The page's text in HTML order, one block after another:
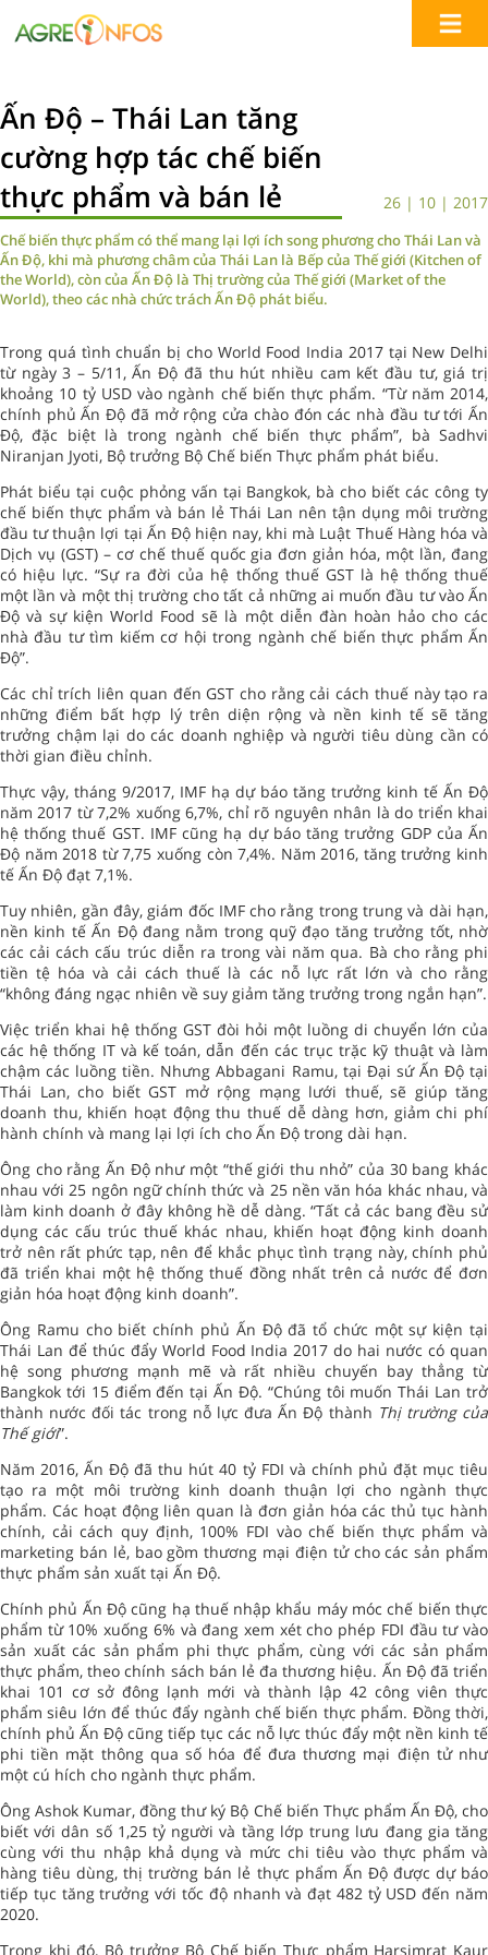
Ấn Độ – Thái Lan tăng
cường hợp tác chế biến
thực phẩm và bán lẻ
26 | 10 | 2017
Chế biến thực phẩm có thể mang lại lợi ích song phương cho Thái Lan và
Ấn Độ, khi mà phương châm của Thái Lan là Bếp của Thế giới (Kitchen of
the World), còn của Ấn Độ là Thị trường của Thế giới (Market of the
World), theo các nhà chức trách Ấn Độ phát biểu.
Trong quá tình chuẩn bị cho World Food India 2017 tại New Delhi
từ ngày 3 – 5/11, Ấn Độ đã thu hút nhiều cam kết đầu tư, giá trị
khoảng 10 tỷ USD vào ngành chế biến thực phẩm. “Từ năm 2014,
chính phủ Ấn Độ đã mở rộng cửa chào đón các nhà đầu tư tới Ấn
Độ, đặc biệt là trong ngành chế biến thực phẩm”, bà Sadhvi
Niranjan Jyoti, Bộ trưởng Bộ Chế biến Thực phẩm phát biểu.
Phát biểu tại cuộc phỏng vấn tại Bangkok, bà cho biết các công ty
chế biến thực phẩm và bán lẻ Thái Lan nên tận dụng môi trường
đầu tư thuận lợi tại Ấn Độ hiện nay, khi mà Luật Thuế Hàng hóa và
Dịch vụ (GST) – cơ chế thuế quốc gia đơn giản hóa, một lần, đang
có hiệu lực. “Sự ra đời của hệ thống thuế GST là hệ thống thuế
một lần và một thị trường cho tất cả những ai muốn đầu tư vào Ấn
Độ và sự kiện World Food sẽ là một diễn đàn hoàn hảo cho các
nhà đầu tư tìm kiếm cơ hội trong ngành chế biến thực phẩm Ấn
Độ”.
Các chỉ trích liên quan đến GST cho rằng cải cách thuế này tạo ra
những điểm bất hợp lý trên diện rộng và nền kinh tế sẽ tăng
trưởng chậm lại do các doanh nghiệp và người tiêu dùng cần có
thời gian điều chỉnh.
Thực vậy, tháng 9/2017, IMF hạ dự báo tăng trưởng kinh tế Ấn Độ
năm 2017 từ 7,2% xuống 6,7%, chỉ rõ nguyên nhân là do triển khai
hệ thống thuế GST. IMF cũng hạ dự báo tăng trưởng GDP của Ấn
Độ năm 2018 từ 7,75 xuống còn 7,4%. Năm 2016, tăng trưởng kinh
tế Ấn Độ đạt 7,1%.
Tuy nhiên, gần đây, giám đốc IMF cho rằng trong trung và dài hạn,
nền kinh tế Ấn Độ đang nằm trong quỹ đạo tăng trưởng tốt, nhờ
các cải cách cấu trúc diễn ra trong vài năm qua. Bà cho rằng phi
tiền tệ hóa và cải cách thuế là các nỗ lực rất lớn và cho rằng
“không đáng ngạc nhiên về suy giảm tăng trưởng trong ngắn hạn”.
Việc triển khai hệ thống GST đòi hỏi một luồng di chuyển lớn của
các hệ thống IT và kế toán, dẫn đến các trục trặc kỹ thuật và làm
chậm các luồng tiền. Nhưng Abbagani Ramu, tại Đại sứ Ấn Độ tại
Thái Lan, cho biết GST mở rộng mạng lưới thuế, sẽ giúp tăng
doanh thu, khiến hoạt động thu thuế dễ dàng hơn, giảm chi phí
hành chính và mang lại lợi ích cho Ấn Độ trong dài hạn.
Ông cho rằng Ấn Độ như một “thế giới thu nhỏ” của 30 bang khác
nhau với 25 ngôn ngữ chính thức và 25 nền văn hóa khác nhau, và
làm kinh doanh ở đây không hề dễ dàng. “Tất cả các bang đều sử
dụng các cấu trúc thuế khác nhau, khiến hoạt động kinh doanh
trở nên rất phức tạp, nên để khắc phục tình trạng này, chính phủ
đã triển khai một hệ thống thuế đồng nhất trên cả nước để đơn
giản hóa hoạt động kinh doanh”.
Ông Ramu cho biết chính phủ Ấn Độ đã tổ chức một sự kiện tại
Thái Lan để thúc đẩy World Food India 2017 do hai nước có quan
hệ song phương mạnh mẽ và rất nhiều chuyến bay thẳng từ
Bangkok tới 15 điểm đến tại Ấn Độ. “Chúng tôi muốn Thái Lan trở
thành nước đối tác trong nỗ lực đưa Ấn Độ thành Thị trường của
Thế giới”.
Năm 2016, Ấn Độ đã thu hút 40 tỷ FDI và chính phủ đặt mục tiêu
tạo ra một môi trường kinh doanh thuận lợi cho ngành thực
phẩm. Các hoạt động liên quan là đơn giản hóa các thủ tục hành
chính, cải cách quy định, 100% FDI vào chế biến thực phẩm và
marketing bán lẻ, bao gồm thương mại điện tử cho các sản phẩm
thực phẩm sản xuất tại Ấn Độ.
Chính phủ Ấn Độ cũng hạ thuế nhập khẩu máy móc chế biến thực
phẩm từ 10% xuống 6% và đang xem xét cho phép FDI đầu tư vào
sản xuất các sản phẩm phi thực phẩm, cùng với các sản phẩm
thực phẩm, theo chính sách bán lẻ đa thương hiệu. Ấn Độ đã triển
khai 101 cơ sở đông lạnh mới và thành lập 42 công viên thực
phẩm siêu lớn để thúc đẩy ngành chế biến thực phẩm. Đồng thời,
chính phủ Ấn Độ cũng tiếp tục các nỗ lực thúc đẩy một nền kinh tế
phi tiền mặt thông qua số hóa để đưa thương mại điện tử như
một cú hích cho ngành thực phẩm.
Ông Ashok Kumar, đồng thư ký Bộ Chế biến Thực phẩm Ấn Độ, cho
biết với dân số 1,25 tỷ người và tầng lớp trung lưu đang gia tăng
cùng với thu nhập khả dụng và mức chi tiêu vào thực phẩm và
hàng tiêu dùng, thị trường bán lẻ thực phẩm Ấn Độ được dự báo
tiếp tục tăng trưởng với tốc độ nhanh và đạt 482 tỷ USD đến năm
2020.
Trong khi đó, Bộ trưởng Bộ Chế biến Thực phẩm Harsimrat Kaur